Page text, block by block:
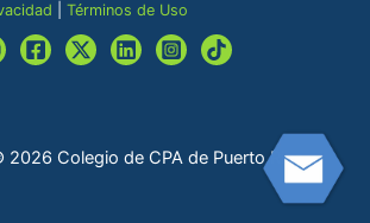
|Términos de Uso
Colegio de CPA de Puerto Rico